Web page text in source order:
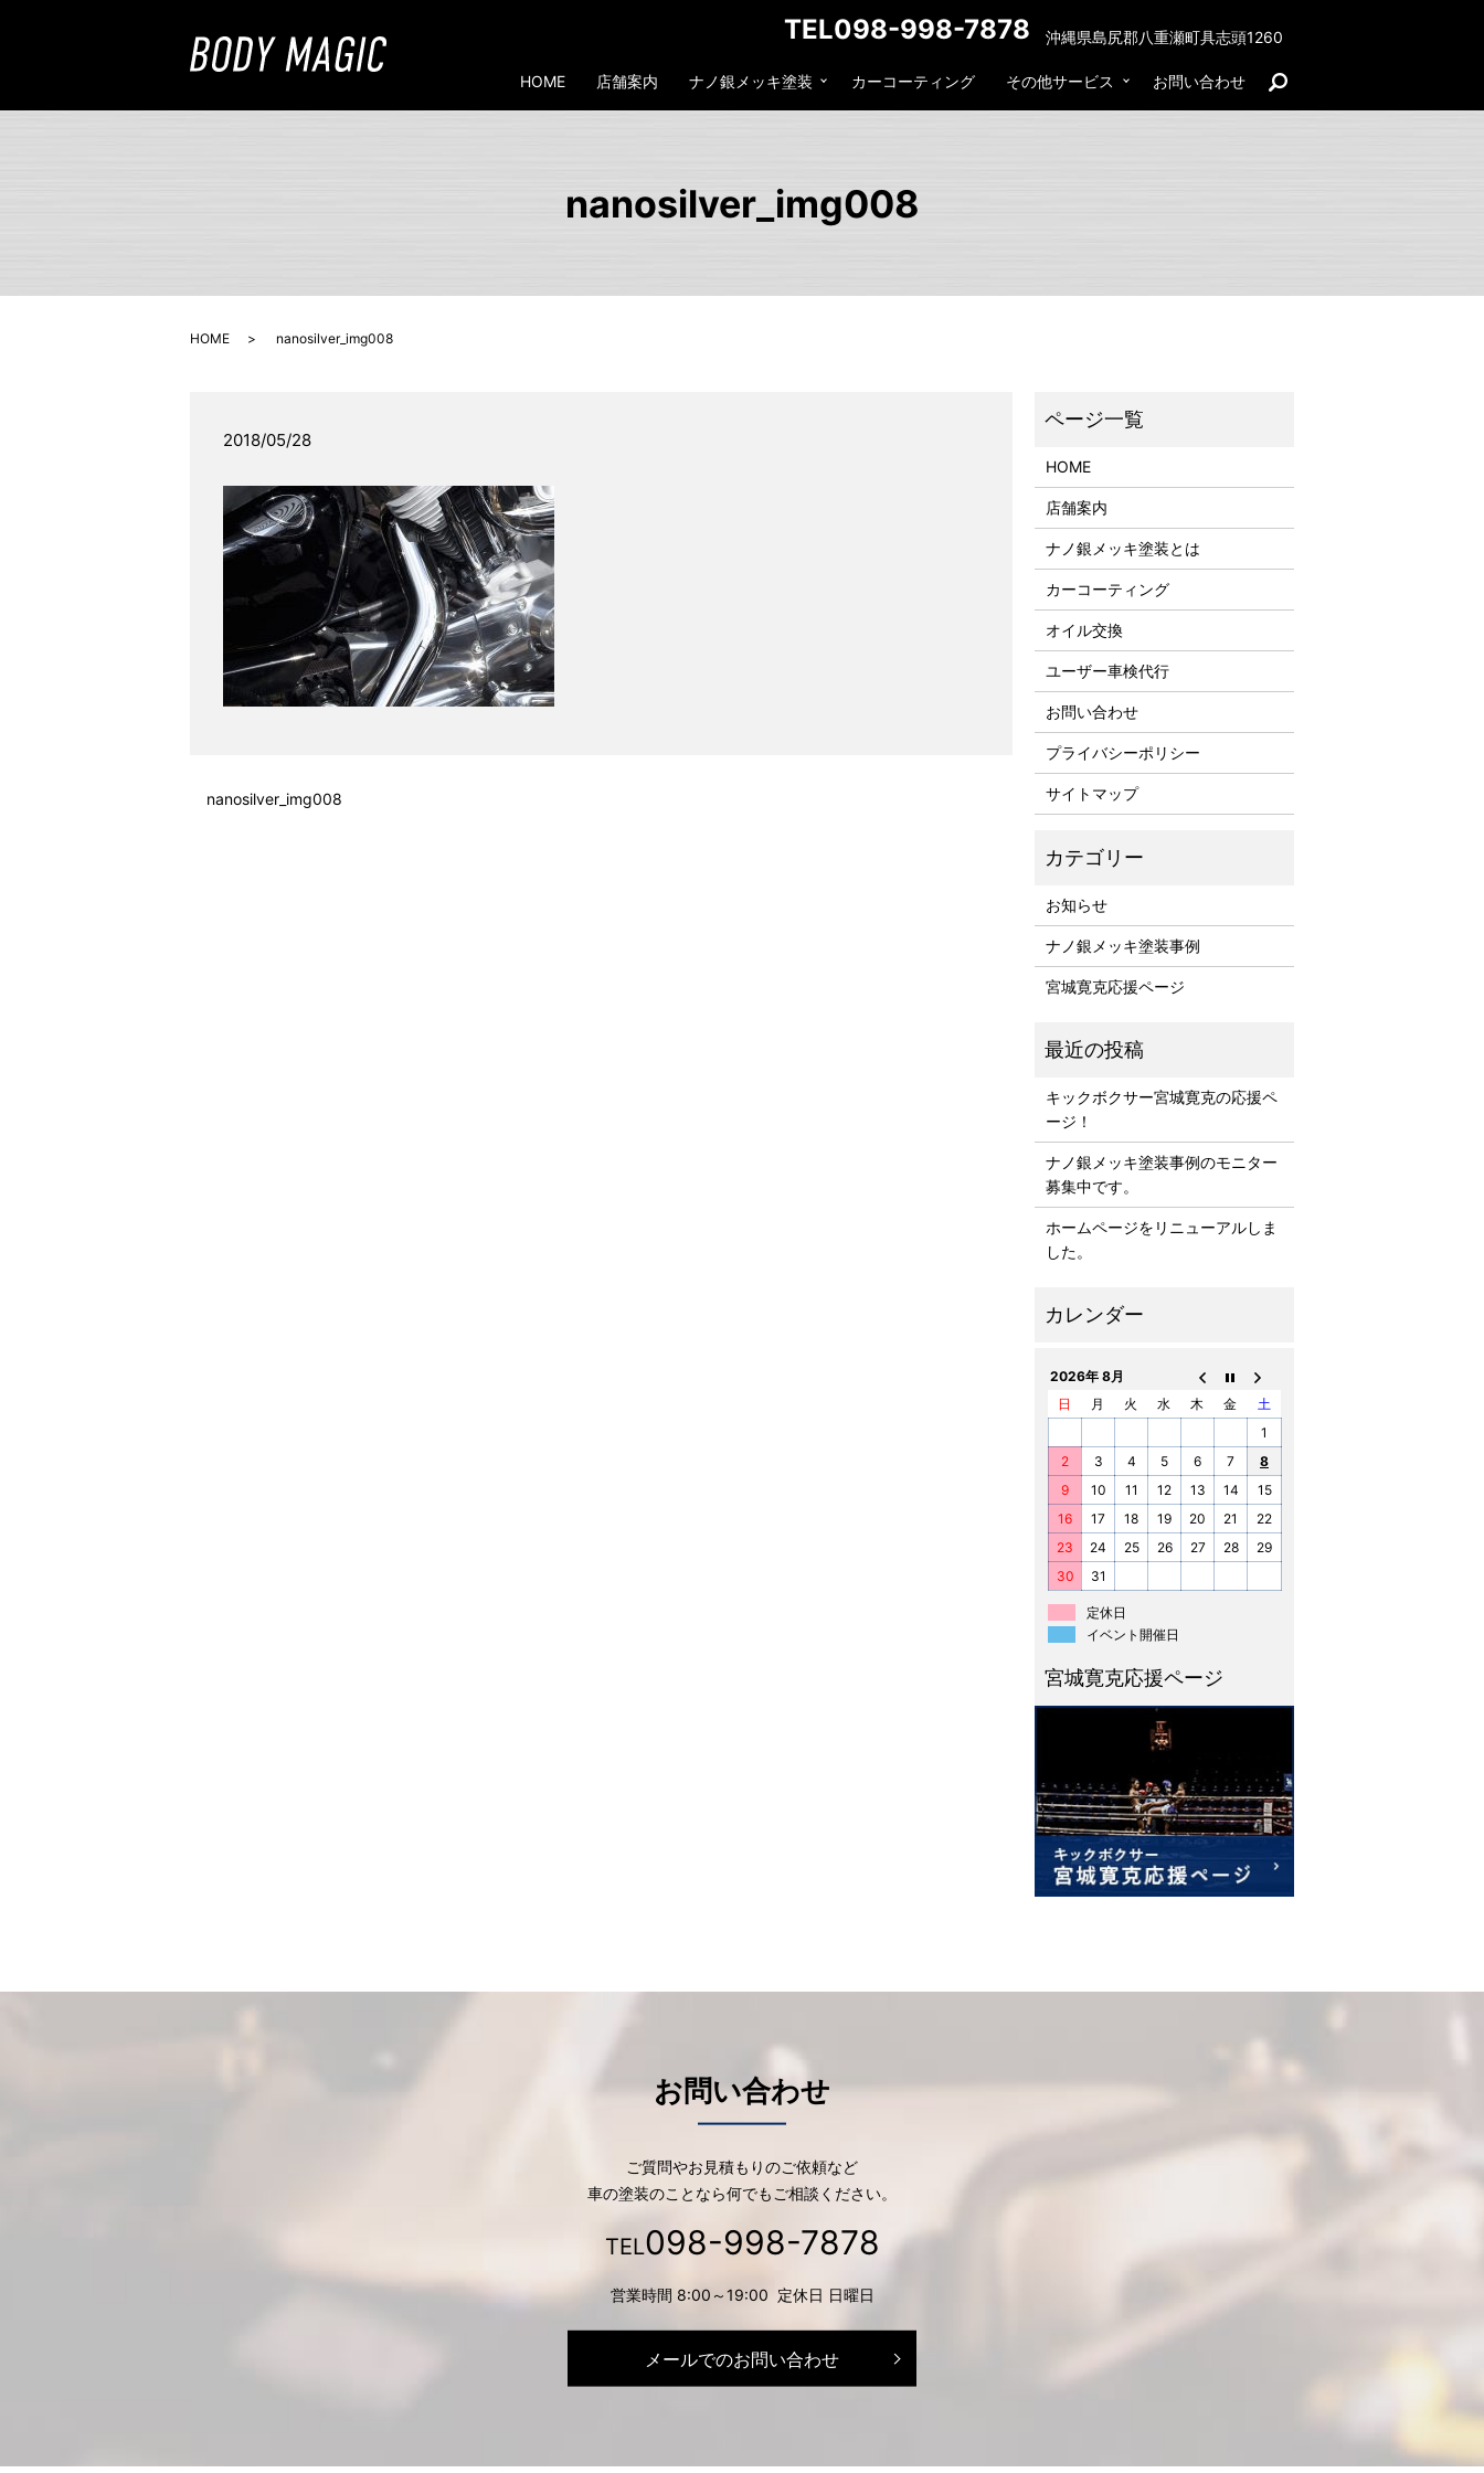
HOME 店舗案内 ナノ銀メッキ塗装 カーコーティング その他サービス お問い合わせ search
TEL098-998-7878 沖縄県島尻郡八重瀬町具志頭1260
nanosilver_img008
HOME nanosilver_img008
2018/05/28
nanosilver_img008
HOME
店舗案内
ナノ銀メッキ塗装とは
カーコーティング
オイル交換
ユーザー車検代行
お問い合わせ
プライバシーポリシー
サイトマップ
お知らせ
ナノ銀メッキ塗装事例
宮城寛克応援ページ
キックボクサー宮城寛克の応援ペ
ージ！
ナノ銀メッキ塗装事例のモニター
募集中です。
ホームページをリニューアルしま
した。
2026年 8月
日
月 火 水 木 金
土
1
2
3 4 5 6 7
8
9
10 11 12 13 14
15
16
17 18 19 20 21
22
23
24 25 26 27 28
29
30
31
定休日
イベント開催日
お問い合わせ
ご質問やお見積もりのご依頼など
車の塗装のことなら何でもご相談ください。
TEL098-998-7878
営業時間 8:00～19:00 定休日 日曜日
メールでのお問い合わせ